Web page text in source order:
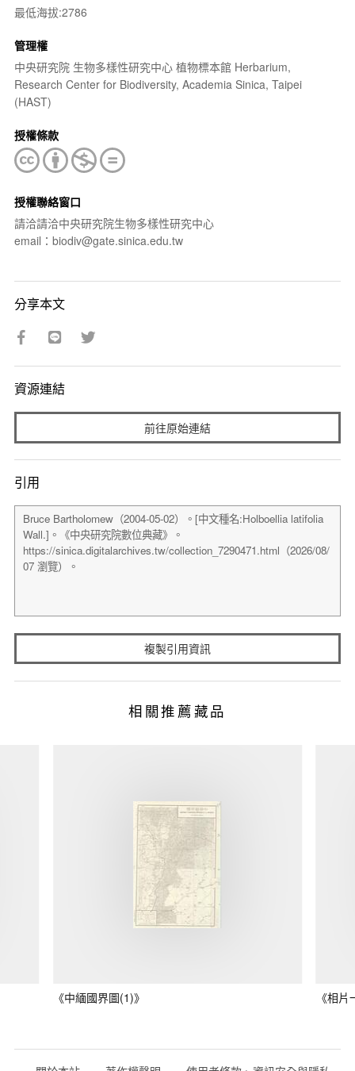
最低海拔:2786
管理權
中央研究院 生物多樣性研究中心 植物標本館 Herbarium,
Research Center for Biodiversity, Academia Sinica, Taipei
(HAST)
授權條款
授權聯絡窗口
請洽請洽中央研究院生物多樣性研究中心
email：biodiv@gate.sinica.edu.tw
分享本文
資源連結
前往原始連結
引用
複製引用資訊
相關推薦藏品
《中緬國界圖(1)》 《相